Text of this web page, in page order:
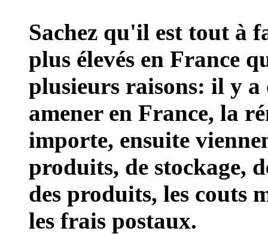
Sachez qu'il est tout à
plus élevés en France
plusieurs raisons: il y a
amener en France, la
importe, ensuite
produits, de stockage,
des produits, les couts
les frais postaux.